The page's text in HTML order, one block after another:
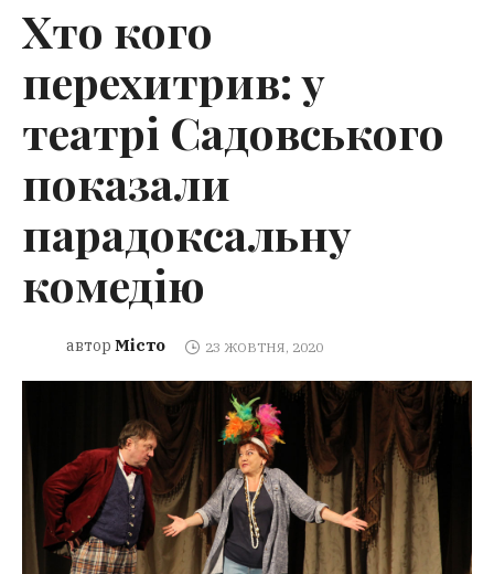
Хто кого
перехитрив: у
театрі Садовського
показали
парадоксальну
комедію
автор Місто 23 ЖОВТНЯ, 2020